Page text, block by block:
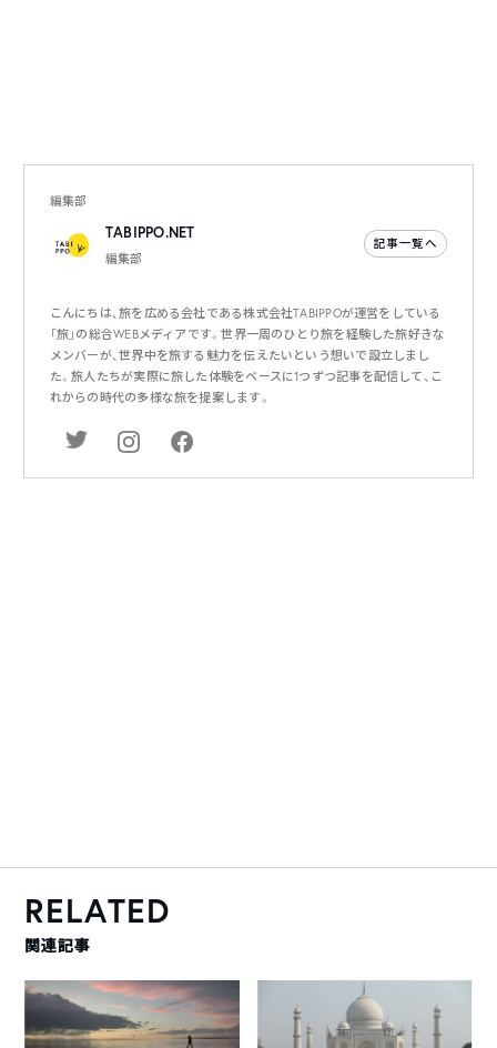
編集部
TABIPPO.NET
編集部
記事一覧へ
こんにちは、旅を広める会社である株式会社TABIPPOが運営をしている
「旅」の総合WEBメディアです。世界一周のひとり旅を経験した旅好きな
メンバーが、世界中を旅する魅力を伝えたいという想いで設立しまし
た。旅人たちが実際に旅した体験をベースに1つずつ記事を配信して、こ
れからの時代の多様な旅を提案します。
RELATED
関連記事